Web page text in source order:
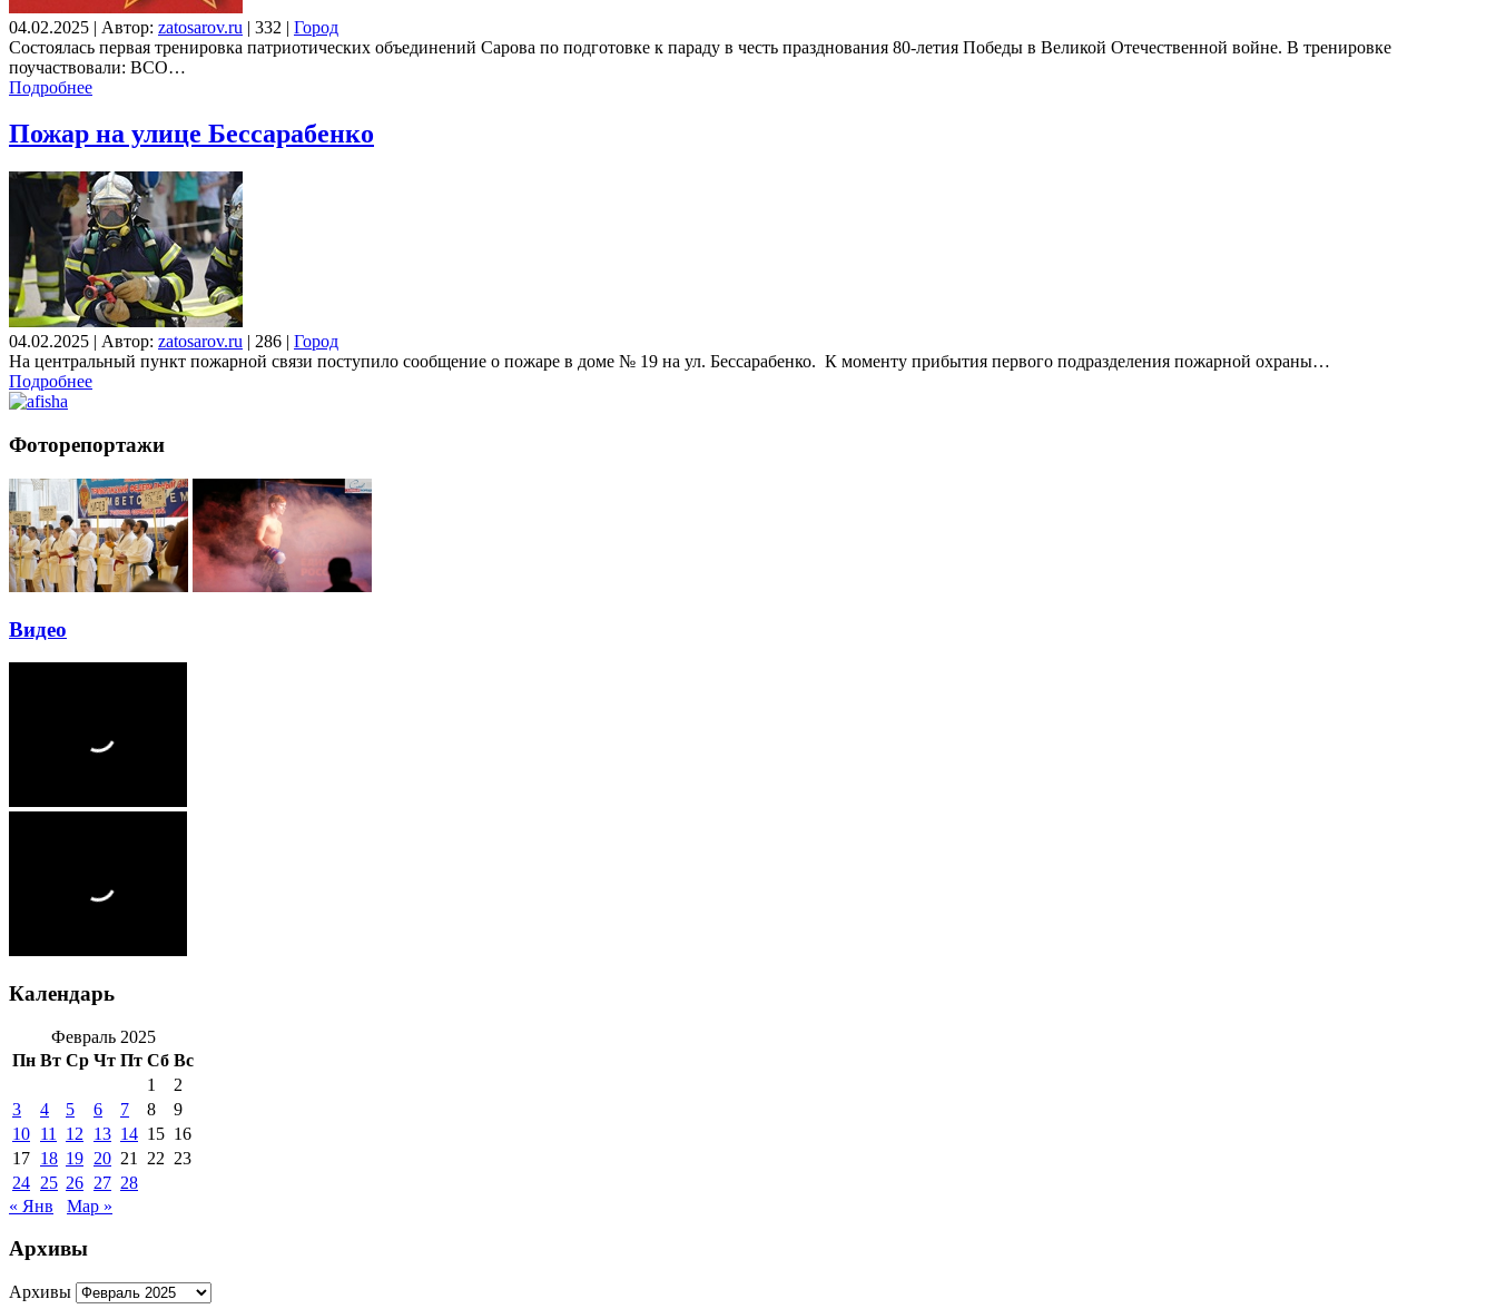
04.02.2025 | Автор: zatosarov.ru | 332 | Город
Состоялась первая тренировка патриотических объединений Сарова по подготовке к параду в честь празднования 80-летия Победы в Великой Отечественной войне. В тренировке
поучаствовали: ВСО…
Подробнее
Пожар на улице Бессарабенко
04.02.2025 | Автор: zatosarov.ru | 286 | Город
На центральный пункт пожарной связи поступило сообщение о пожаре в доме № 19 на ул. Бессарабенко. К моменту прибытия первого подразделения пожарной охраны…
Подробнее
Фоторепортажи
Видео
Календарь
Февраль 2025
Пн Вт Ср Чт Пт Сб Вс
1
2
3
4 5 6 7 8
9
10 11 12 13 14 15 16
17 18 19 20 21 22 23
24 25 26 27 28
« Янв
Мар »
Архивы
Архивы